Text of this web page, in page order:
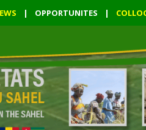
| OPPORTUNITES |